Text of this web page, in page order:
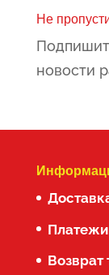
Не
новости
Платежи
Возврат